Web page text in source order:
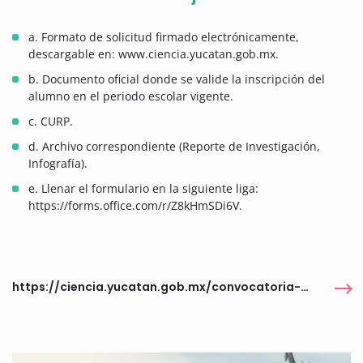
a. Formato de solicitud firmado electrónicamente,
descargable en: www.ciencia.yucatan.gob.mx.
b. Documento oficial donde se valide la inscripción del
alumno en el periodo escolar vigente.
c. CURP.
d. Archivo correspondiente (Reporte de Investigación,
Infografía).
e. Llenar el formulario en la siguiente liga:
https://forms.office.com/r/Z8kHmSDi6V.
https://ciencia.yucatan.gob.mx/convocatoria-abierta/premio-yucatan-de-ciencia-juvenil-2026/